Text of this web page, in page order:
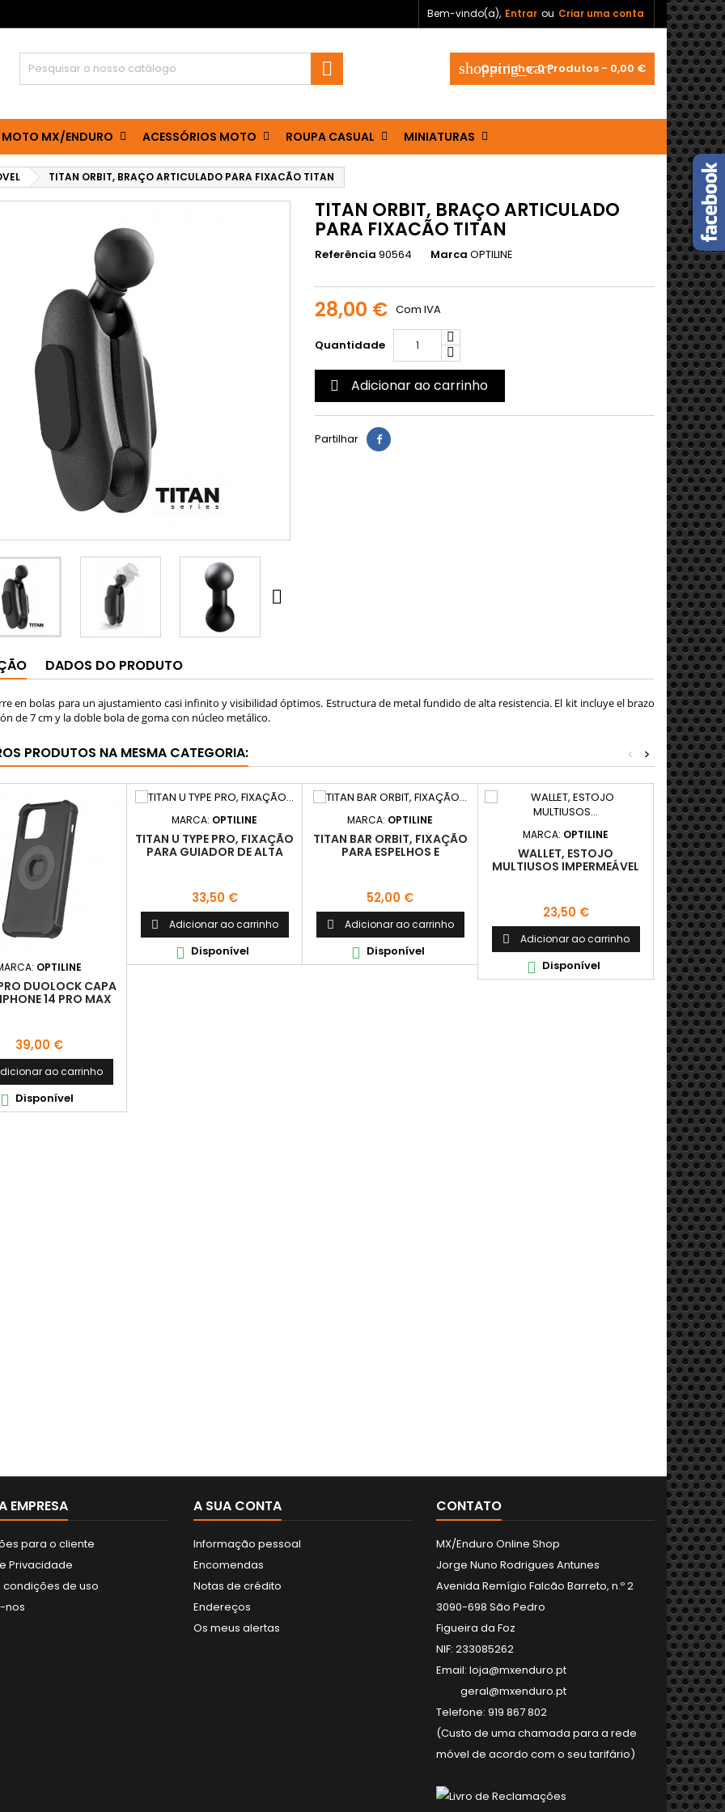
Bem-vindo(a), Entrar ou Criar uma conta
shopping_cart
Carrinho:0Produtos - 0,00 €

MOTO MX/ENDURO ACESSÓRIOS MOTO ROUPA CASUAL MINIATURAS
TITAN ORBIT, BRAÇO ARTICULADO PARA FIXACÃO TITAN

TITAN ORBIT, BRAÇO ARTICULADO
PARA FIXACÃO TITAN
Referência 90564 Marca OPTILINE
28,00 € Com IVA
Quantidade
 Adicionar ao carrinho
Partilhar
DADOS DO PRODUTO
en bolas para un ajustamiento casi infinito y visibilidad óptimos. Estructura de metal fundido de alta resistencia. El kit incluye el brazo
de 7 cm y la doble bola de goma con núcleo metálico.
PRODUTOS NA MESMA CATEGORIA: >
<
OPTILINE
DUOLOCK CAPA
14 PRO MAX
Preço
39,00 €
ao carrinho
 Disponível
MARCA: OPTILINE
TITAN U TYPE PRO, FIXAÇÃO
PARA GUIADOR DE ALTA
Preço
33,50 €
 Adicionar ao carrinho
 Disponível
MARCA: OPTILINE
TITAN BAR ORBIT, FIXAÇÃO
PARA ESPELHOS E
Preço
52,00 €
 Adicionar ao carrinho
 Disponível
MARCA: OPTILINE
WALLET, ESTOJO
MULTIUSOS IMPERMEÁVEL
Preço
23,50 €
 Adicionar ao carrinho
 Disponível
BOLSA


EMPRESA
para o cliente
Privacidade
condições de uso
nos
A SUA CONTA
Informação pessoal
Encomendas
Notas de crédito
Endereços
Os meus alertas
CONTATO
MX/Enduro Online Shop
Jorge Nuno Rodrigues Antunes
Avenida Remígio Falcão Barreto, n.º 2
3090-698 São Pedro
Figueira da Foz
NIF: 233085262
Email: loja@mxenduro.pt
geral@mxenduro.pt
Telefone: 919 867 802
(Custo de uma chamada para a rede
móvel de acordo com o seu tarifário)